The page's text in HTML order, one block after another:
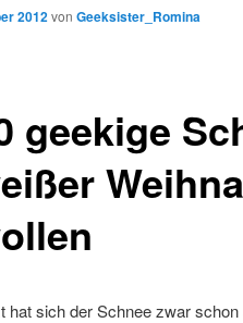
geekige
2012von Geeksister_Romina
hat sich der Schnee zwar